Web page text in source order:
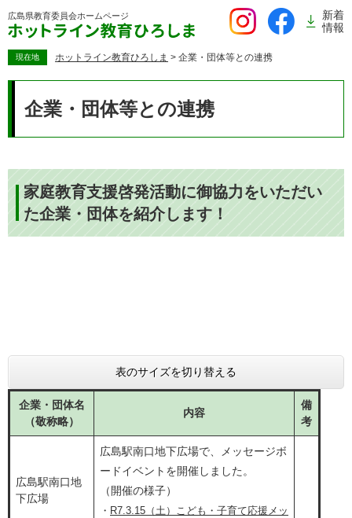
ー
広島県教育委員会ホームページ
新着
情報
現在地 ホットライン教育ひろしま > 企業・団体等との連携
企業・団体等との連携
家庭教育支援啓発活動に御協力をいただい
た企業・団体を紹介します！
表のサイズを切り替える
企業・団体名
（敬称略）
内容
備
考
広島駅南口地
下広場
広島駅南口地下広場で、メッセージボ
ードイベントを開催しました。
（開催の様子）​
・ R7.3.15（土）こども・子育て応援メッ